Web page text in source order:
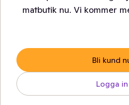
matbutik nu. Vi kommer
Bli kund
Logga in